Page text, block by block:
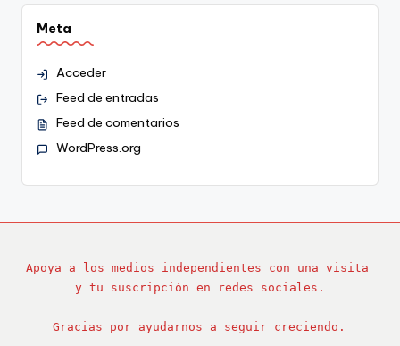
Meta
Acceder
Feed de entradas
Feed de comentarios
WordPress.org
Apoya a los medios independientes con una visita
y tu suscripción en redes sociales.
Gracias por ayudarnos a seguir creciendo.